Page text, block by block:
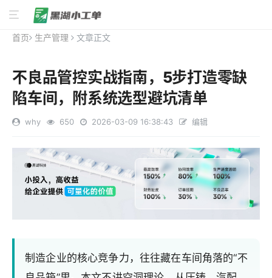
首页 生产管理 文章正文
不良品管控实战指南，5步打造零缺
陷车间，附系统选型避坑清单
why 650 2026-03-09 16:38:43 编辑
制造企业的核心竞争力，往往藏在车间角落的“不